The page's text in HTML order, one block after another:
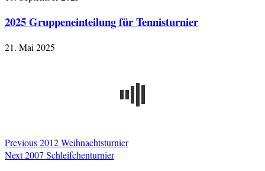
2025 Gruppeneinteilung für Tennisturnier
21. Mai 2025
Previous2012 Weihnachtsturnier
Next2007 Schleifchenturnier